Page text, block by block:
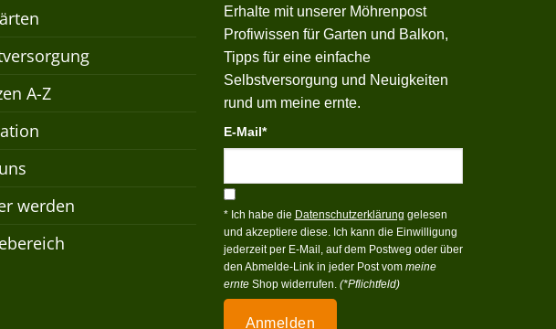
A-Z
werden
Erhalte mit unserer Möhrenpost
Profiwissen für Garten und Balkon,
Tipps für eine einfache
Selbstversorgung und Neuigkeiten
rund um meine ernte.
E-Mail*
* Ich habe die Datenschutzerklärung gelesen
und akzeptiere diese. Ich kann die Einwilligung
jederzeit per E-Mail, auf dem Postweg oder über
den Abmelde-Link in jeder Post vom meine
ernteShop widerrufen. (*Pflichtfeld)
Anmelden